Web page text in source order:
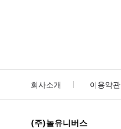
회사소개 이용약관
(주)놀유니버스